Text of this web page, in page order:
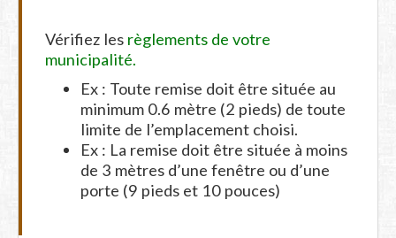
Vérifiez les règlements de votre
municipalité.
Ex : Toute remise doit être située au
minimum 0.6 mètre (2 pieds) de toute
limite de l’emplacement choisi.
Ex : La remise doit être située à moins
de 3 mètres d’une fenêtre ou d’une
porte (9 pieds et 10 pouces)